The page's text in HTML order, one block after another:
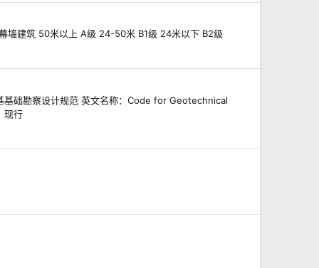
墙建筑 50米以上 A级 24-50米 B1级 24米以下 B2级
基础勘察设计规范 英文名称：Code for Geotechnical
现行